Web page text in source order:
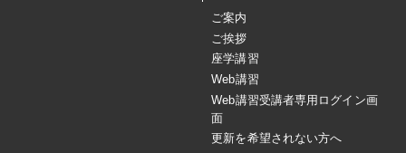
ご案内
ご挨拶
座学講習
Web講習
Web講習受講者専用ログイン画
面
更新を希望されない方へ